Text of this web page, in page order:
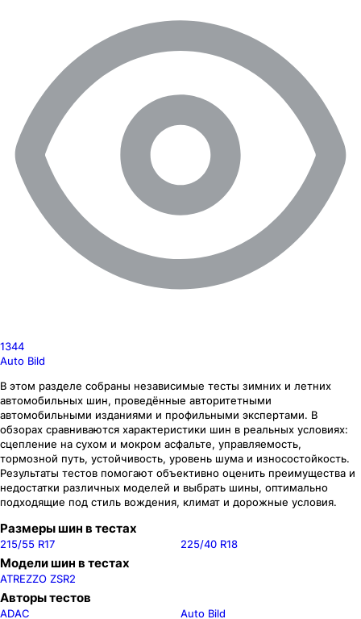
1344
Auto Bild
В этом разделе собраны независимые тесты зимних и летних
автомобильных шин, проведённые авторитетными
автомобильными изданиями и профильными экспертами. В
обзорах сравниваются характеристики шин в реальных условиях:
сцепление на сухом и мокром асфальте, управляемость,
тормозной путь, устойчивость, уровень шума и износостойкость.
Результаты тестов помогают объективно оценить преимущества и
недостатки различных моделей и выбрать шины, оптимально
подходящие под стиль вождения, климат и дорожные условия.
Размеры шин в тестах
215/55 R17 225/40 R18
Модели шин в тестах
ATREZZO ZSR2
Авторы тестов
ADAC Auto Bild